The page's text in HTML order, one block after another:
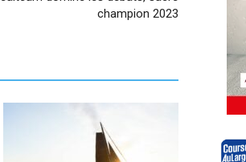
champion 2023